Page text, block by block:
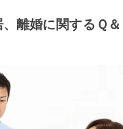
離婚に関するＱ＆